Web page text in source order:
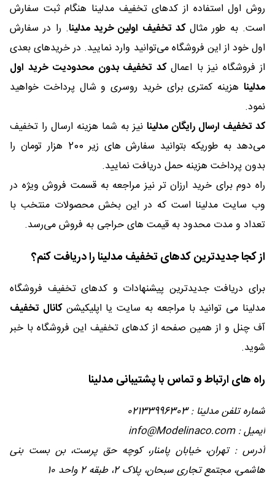
روش اول استفاده از کدهای تخفیف مدلینا هنگام ثبت سفارش
است. به طور مثالکد تخفیف اولین خرید مدلینا. را در سفارش
اول خود از این فروشگاه می‌توانید وارد نمایید. در خریدهای بعدی
از فروشگاه نیز با اعمالکد تخفیف بدون محدودیت خرید اول
مدلینا هزینه کمتری برای خرید روسری و شال پرداخت خواهید
نمود.
کد تخفیف ارسال رایگان مدلینا نیز به شما هزینه ارسال را تخفیف
می‌دهد به طوریکه بتوانید سفارش های زیر 200 هزار تومان را
بدون پرداخت هزینه حمل دریافت نمایید.
راه دوم برای خرید ارزان تر نیز مراجعه به قسمت فروش ویژه در
وب سایت مدلینا است که در این بخش محصولات منتخب با
تعداد و مدت محدود به قیمت های حراجی به فروش می‌رسد.
از کجا جدیدترین کدهای تخفیف مدلینا را دریافت کنم؟
برای دریافت جدیدترین پیشنهادات و کدهای تخفیف فروشگاه
مدلینا می توانید با مراجعه به سایت یا اپلیکیشنکانال تخفیف
آف چنل و از همین صفحه از کدهای تخفیف این فروشگاه با خبر
شوید.
راه های ارتباط و تماس با پشتیبانی مدلینا
شماره تلفن مدلینا : 02133996303
ایمیل : info@Modelinaco.com
آدرس : تهران، خیابان پامنار، کوچه حق پرست، بن بست بنی
هاشمی، مجتمع تجاری سبحان، پلاک 2، طبقه 2 واحد 10